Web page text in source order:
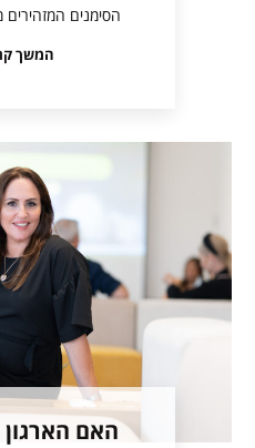
הסימנים המזהירים
המשך
האם